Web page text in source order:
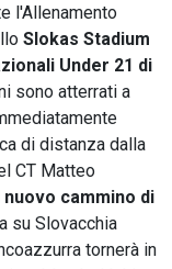
l'Allenamento
Slokas Stadium
Under 21 di
sono atterrati a
di distanza dalla
CT Matteo
cammino di
su Slovacchia
tornerà in